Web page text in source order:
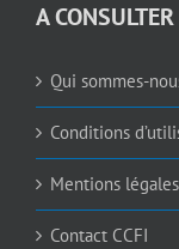
A CONSULTER
Qui sommes-
Conditions
Mentions légales
Contact CCFI